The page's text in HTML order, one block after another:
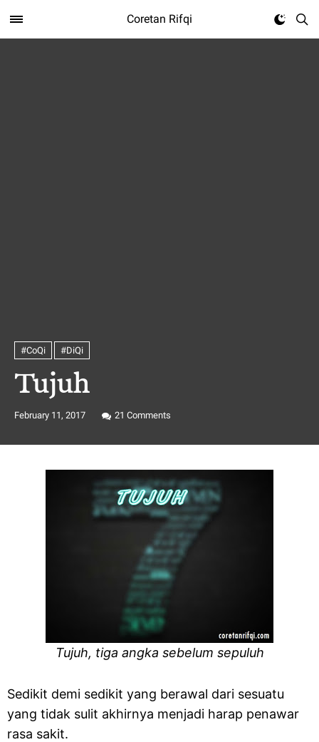
Coretan Rifqi
#CoQi #DiQi
Tujuh
February 11, 2017 21 Comments
Tujuh, tiga angka sebelum sepuluh
Sedikit demi sedikit yang berawal dari sesuatu
yang tidak sulit akhirnya menjadi harap penawar
rasa sakit.